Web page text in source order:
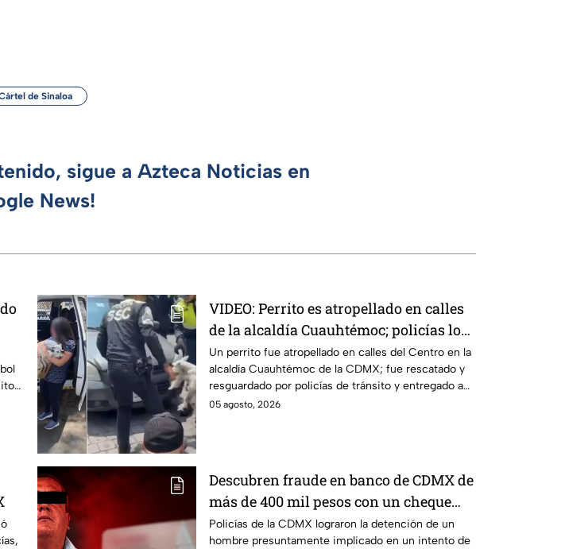
de Sinaloa
sigue a Azteca Noticias en
News!
VIDEO: Perrito es atropellado en calles
de la alcaldía Cuauhtémoc; policías lo
rescatan y entregan a su dueña
Un perrito fue atropellado en calles del Centro en la
alcaldía Cuauhtémoc de la CDMX; fue rescatado y
resguardado por policías de tránsito y entregado a
su dueña.
05 agosto, 2026
Descubren fraude en banco de CDMX de
más de 400 mil pesos con un cheque
falso
Policías de la CDMX lograron la detención de un
hombre presuntamente implicado en un intento de